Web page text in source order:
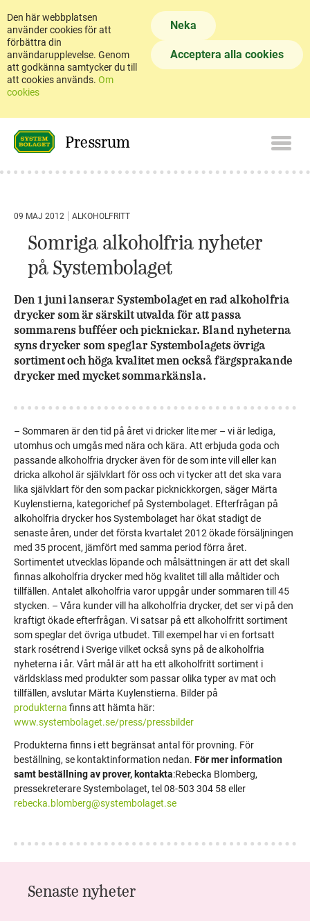
Den här webbplatsen
använder cookies för att
förbättra din
användarupplevelse. Genom
att godkänna samtycker du till
att cookies används. Om
cookies
Neka
Acceptera alla cookies
Pressrum
09 MAJ 2012 ALKOHOLFRITT
Somriga alkoholfria nyheter
på Systembolaget
Den 1 juni lanserar Systembolaget en rad alkoholfria
drycker som är särskilt utvalda för att passa
sommarens bufféer och picknickar. Bland nyheterna
syns drycker som speglar Systembolagets övriga
sortiment och höga kvalitet men också färgsprakande
drycker med mycket sommarkänsla.
– Sommaren är den tid på året vi dricker lite mer – vi är lediga,
utomhus och umgås med nära och kära. Att erbjuda goda och
passande alkoholfria drycker även för de som inte vill eller kan
dricka alkohol är självklart för oss och vi tycker att det ska vara
lika självklart för den som packar picknickkorgen, säger Märta
Kuylenstierna, kategorichef på Systembolaget. Efterfrågan på
alkoholfria drycker hos Systembolaget har ökat stadigt de
senaste åren, under det första kvartalet 2012 ökade försäljningen
med 35 procent, jämfört med samma period förra året.
Sortimentet utvecklas löpande och målsättningen är att det skall
finnas alkoholfria drycker med hög kvalitet till alla måltider och
tillfällen. Antalet alkoholfria varor uppgår under sommaren till 45
stycken. – Våra kunder vill ha alkoholfria drycker, det ser vi på den
kraftigt ökade efterfrågan. Vi satsar på ett alkoholfritt sortiment
som speglar det övriga utbudet. Till exempel har vi en fortsatt
stark rosétrend i Sverige vilket också syns på de alkoholfria
nyheterna i år. Vårt mål är att ha ett alkoholfritt sortiment i
världsklass med produkter som passar olika typer av mat och
tillfällen, avslutar Märta Kuylenstierna. Bilder på
produkterna finns att hämta här:
www.systembolaget.se/press/pressbilder
Produkterna finns i ett begränsat antal för provning. För
beställning, se kontaktinformation nedan. För mer information
samt beställning av prover, kontakta:Rebecka Blomberg,
pressekreterare Systembolaget, tel 08-503 304 58 eller
rebecka.blomberg@systembolaget.se
Senaste nyheter